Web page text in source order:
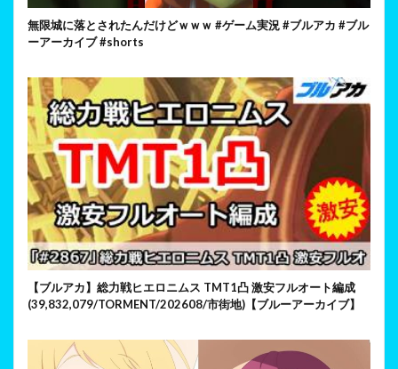
無限城に落とされたんだけどｗｗｗ #ゲーム実況 #ブルアカ #ブル
ーアーカイブ #shorts
【ブルアカ】総力戦ヒエロニムス TMT1凸 激安フルオート編成
(39,832,079/TORMENT/202608/市街地)【ブルーアーカイブ】